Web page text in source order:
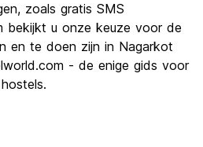
zoals gratis SMS
bekijkt u onze keuze voor de
en te doen zijn in Nagarkot
- de enige gids voor